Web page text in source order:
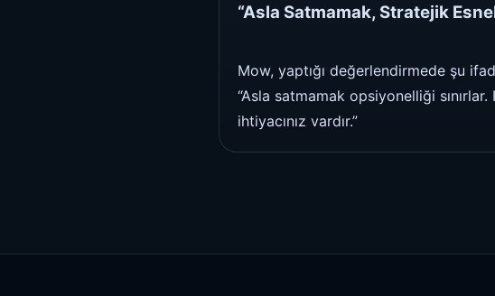
“Asla Satmamak, Stratejik
Mow, yaptığı değerlendirmede şu
“Asla satmamak opsiyonelliği
ihtiyacınız vardır.”